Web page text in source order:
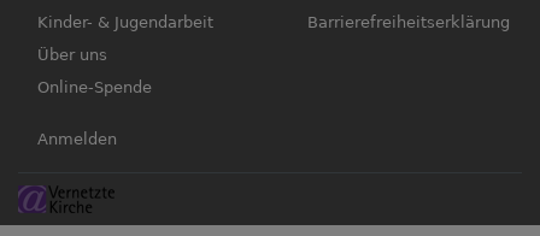
Kinder- & Jugendarbeit
Über uns
Online-Spende
Barrierefreiheitserklärung
Benutzermenü
Anmelden